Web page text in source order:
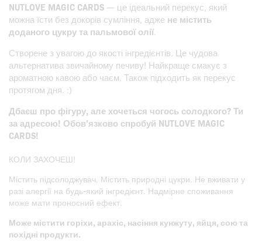
NUTLOVE MAGIC CARDS— це ідеальний перекус, який
можна їсти без докорів сумління, адже не містить
доданого цукру та пальмової олії.
Створене з увагою до якості інгредієнтів. Це чудова
альтернатива звичайному печиву! Найкраще смакує з
ароматною кавою або чаєм. Також підходить як перекус
протягом дня. :)
Дбаєш про фігуру, але хочеться чогось солодкого? Ти
за адресою! Обов’язково спробуй NUTLOVE MAGIC
CARDS!
КОЛИ ЗАХОЧЕШ!
Містить підсолоджувач. Містить природні цукри. Не вживати у
разі алергії на будь-який інгредієнт. Надмірне споживання
може мати проносний ефект.
Може містити горіхи, арахіс, насіння кунжуту, яйця, сою та
похідні продукти.